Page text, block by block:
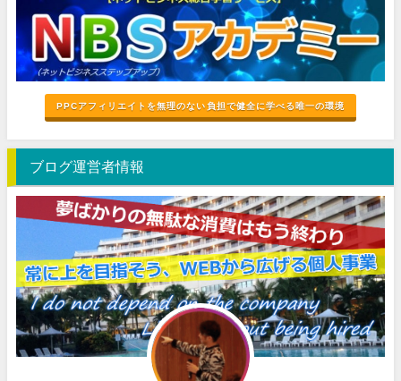
PPCアフィリエイトを無理のない負担で健全に学べる唯一の環境
ブログ運営者情報